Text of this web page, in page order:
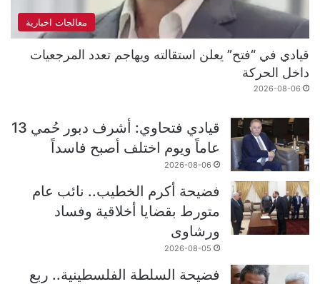
معالجات اخبارية
قيادي في “فتح” يعلن استقالته ويهاجم تعدد المرجعيات
داخل الحركة
2026-08-06
قيادي فتحاوي: أشرف دبور حُمي 13
عاماً ويوم اختلف أصبح فاسداً
2026-08-06
فضيحة أكرم الخطيب.. نائب عام
متورط بقضايا أخلاقية وفساد
ورشاوى
2026-08-05
فضيحة السلطة الفلسطينية.. ربع